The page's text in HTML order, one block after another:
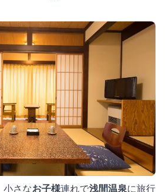
小さなお子様連れで浅間温泉に旅行